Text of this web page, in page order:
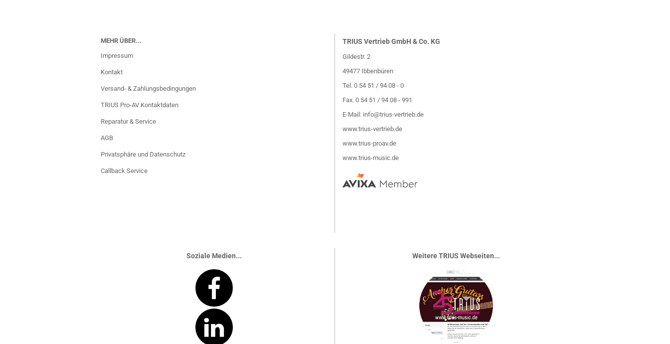
MEHR ÜBER...
Impressum
Kontakt
Versand- & Zahlungsbedingungen
TRIUS Pro-AV Kontaktdaten
Reparatur & Service
AGB
Privatsphäre und Datenschutz
Callback Service
TRIUS Vertrieb GmbH & Co. KG
Gildestr. 2
49477 Ibbenbüren
Tel. 0 54 51 / 94 08 - 0
Fax. 0 54 51 / 94 08 - 991
E-Mail: info@trius-vertrieb.de
www.trius-vertrieb.de
www.trius-proav.de
www.trius-music.de
Soziale Medien... Weitere TRIUS Webseiten...